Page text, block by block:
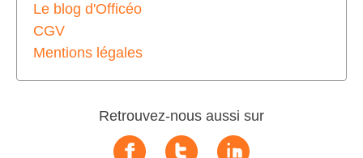
Le blog d'Officéo
CGV
Mentions légales
Retrouvez-nous aussi sur